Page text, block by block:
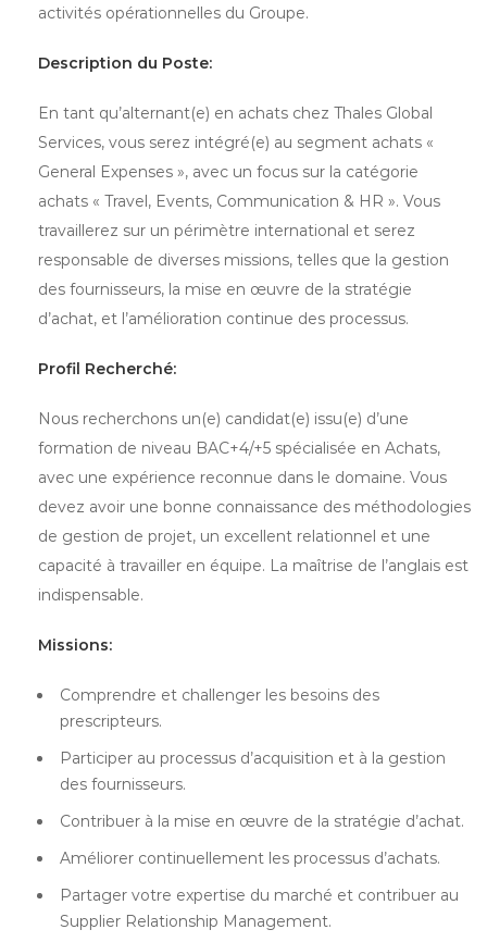
activités opérationnelles du Groupe.
Description du Poste:
En tant qu’alternant(e) en achats chez Thales Global
Services, vous serez intégré(e) au segment achats «
General Expenses », avec un focus sur la catégorie
achats « Travel, Events, Communication & HR ». Vous
travaillerez sur un périmètre international et serez
responsable de diverses missions, telles que la gestion
des fournisseurs, la mise en œuvre de la stratégie
d’achat, et l’amélioration continue des processus.
Profil Recherché:
Nous recherchons un(e) candidat(e) issu(e) d’une
formation de niveau BAC+4/+5 spécialisée en Achats,
avec une expérience reconnue dans le domaine. Vous
devez avoir une bonne connaissance des méthodologies
de gestion de projet, un excellent relationnel et une
capacité à travailler en équipe. La maîtrise de l’anglais est
indispensable.
Missions:
Comprendre et challenger les besoins des
prescripteurs.
Participer au processus d’acquisition et à la gestion
des fournisseurs.
Contribuer à la mise en œuvre de la stratégie d’achat.
Améliorer continuellement les processus d’achats.
Partager votre expertise du marché et contribuer au
Supplier Relationship Management.